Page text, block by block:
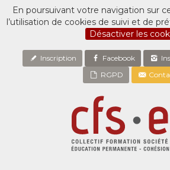
En poursuivant votre navigation sur
l’utilisation de cookies de suivi et de
Désactiver les
Inscription Facebook
RGPD